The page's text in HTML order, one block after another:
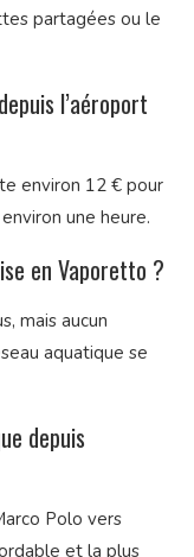
partagées ou le
l’aéroport
environ 12 € pour
une heure.
en Vaporetto ?
mais aucun
aquatique se
depuis
Polo vers
et la plus